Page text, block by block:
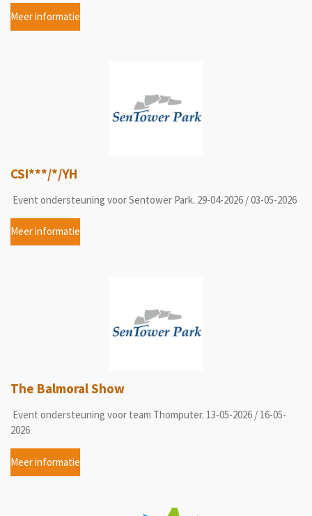
Meer informatie
CSI***/*/YH
Event ondersteuning voor Sentower Park. 29-04-2026 / 03-05-2026
Meer informatie
The Balmoral Show
Event ondersteuning voor team Thomputer. 13-05-2026 / 16-05-
2026
Meer informatie